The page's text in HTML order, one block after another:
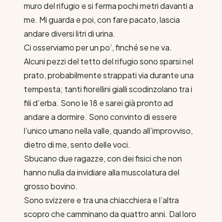
muro del rifugio e si ferma pochi metri davanti a
me. Mi guarda e poi, con fare pacato, lascia
andare diversi litri di urina.
Ci osserviamo per un po’, finché se ne va.
Alcuni pezzi del tetto del rifugio sono sparsi nel
prato, probabilmente strappati via durante una
tempesta; tanti fiorellini gialli scodinzolano tra i
fili d’erba. Sono le 18 e sarei già pronto ad
andare a dormire. Sono convinto di essere
l’unico umano nella valle, quando all’improvviso,
dietro di me, sento delle voci.
Sbucano due ragazze, con dei fisici che non
hanno nulla da invidiare alla muscolatura del
grosso bovino.
Sono svizzere e tra una chiacchiera e l’altra
scopro che camminano da quattro anni. Dal loro